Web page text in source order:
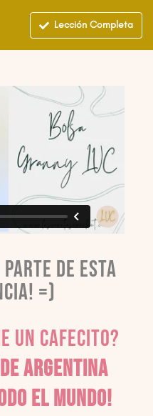
Lección Completa
de esta
=)
un cafecito?
Argentina
el mundo!